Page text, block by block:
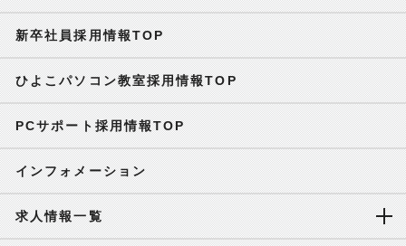
新卒社員採用情報TOP
ひよこパソコン教室採用情報TOP
PCサポート採用情報TOP
インフォメーション
求人情報一覧